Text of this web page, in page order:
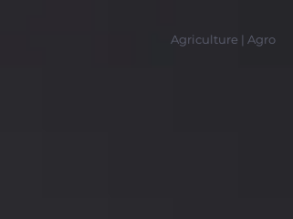
Agriculture | Agro